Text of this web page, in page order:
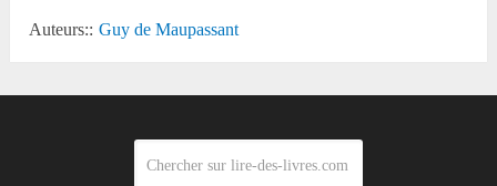
Auteurs:: Guy de Maupassant